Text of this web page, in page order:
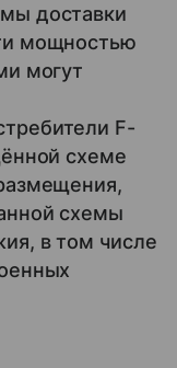
доставки
мощностью
могут
F-
схеме
схемы
в том числе